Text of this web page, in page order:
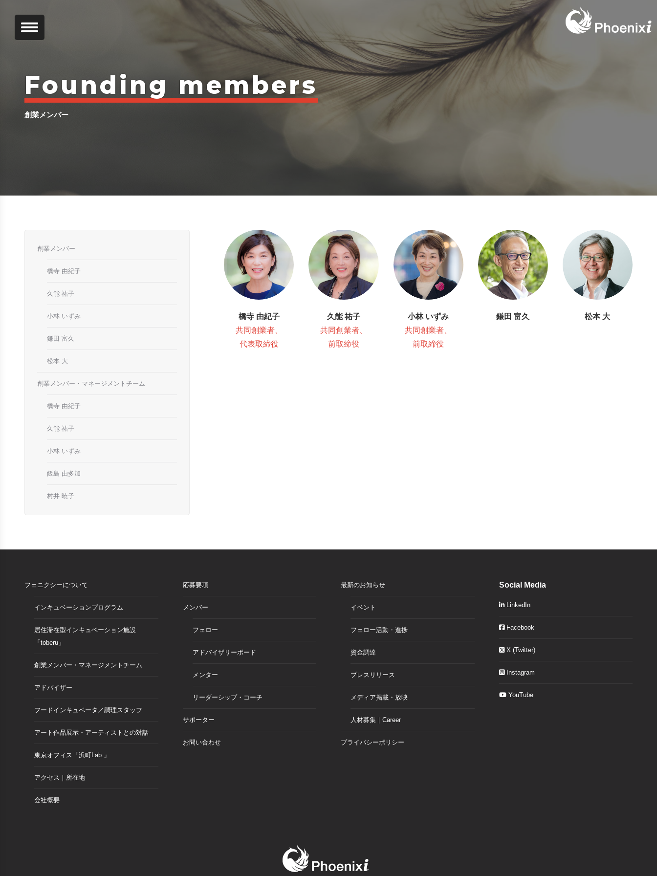
Founding members
創業メンバー
橋寺 由紀子
共同創業者、
代表取締役
久能 祐子
共同創業者、
前取締役
小林 いずみ
共同創業者、
前取締役
鎌田 富久 松本 大
創業メンバー
橋寺 由紀子
久能 祐子
小林 いずみ
鎌田 富久
松本 大
創業メンバー・マネージメントチーム
橋寺 由紀子
久能 祐子
小林 いずみ
飯島 由多加
村井 暁子
フェニクシーについて
インキュベーションプログラム
居住滞在型インキュベーション施設
「toberu」
創業メンバー・マネージメントチーム
アドバイザー
フードインキュベータ／調理スタッフ
アート作品展示・アーティストとの対話
東京オフィス「浜町Lab.」
アクセス｜所在地
会社概要
応募要項
メンバー
フェロー
アドバイザリーボード
メンター
リーダーシップ・コーチ
サポーター
お問い合わせ
最新のお知らせ
イベント
フェロー活動・進捗
資金調達
プレスリリース
メディア掲載・放映
人材募集｜Career
プライバシーポリシー
Social Media
LinkedIn
Facebook
X (Twitter)
Instagram
YouTube